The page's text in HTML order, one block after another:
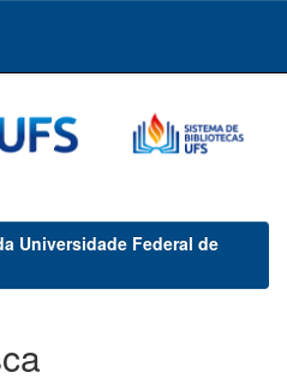
Universidade Federal de